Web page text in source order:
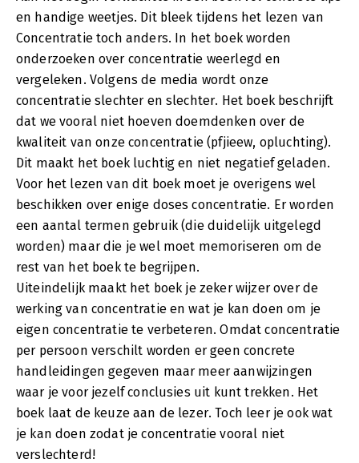
en handige weetjes. Dit bleek tijdens het lezen van
Concentratie toch anders. In het boek worden
onderzoeken over concentratie weerlegd en
vergeleken. Volgens de media wordt onze
concentratie slechter en slechter. Het boek beschrijft
dat we vooral niet hoeven doemdenken over de
kwaliteit van onze concentratie (pfjieew, opluchting).
Dit maakt het boek luchtig en niet negatief geladen.
Voor het lezen van dit boek moet je overigens wel
beschikken over enige doses concentratie. Er worden
een aantal termen gebruik (die duidelijk uitgelegd
worden) maar die je wel moet memoriseren om de
rest van het boek te begrijpen.
Uiteindelijk maakt het boek je zeker wijzer over de
werking van concentratie en wat je kan doen om je
eigen concentratie te verbeteren. Omdat concentratie
per persoon verschilt worden er geen concrete
handleidingen gegeven maar meer aanwijzingen
waar je voor jezelf conclusies uit kunt trekken. Het
boek laat de keuze aan de lezer. Toch leer je ook wat
je kan doen zodat je concentratie vooral niet
verslechterd!